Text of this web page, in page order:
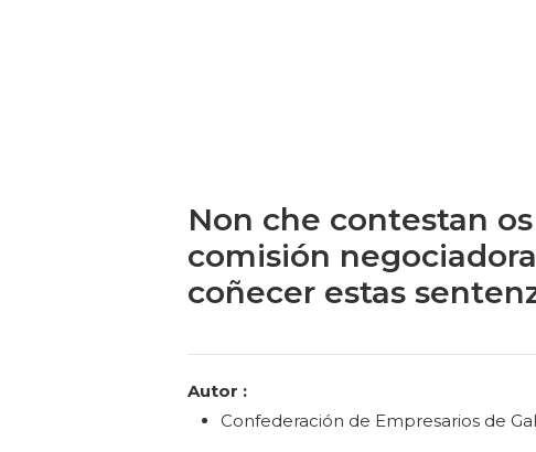
Non che contestan
comisión
coñecer estas
Autor :
Confederación de Empresarios de